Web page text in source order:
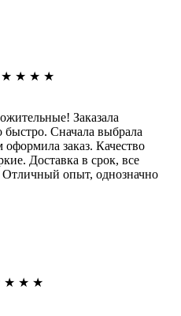
★ ★ ★ ★
Заказала
Сначала выбрала
оформила заказ. Качество
Доставка в срок, все
Отличный опыт, однозначно
★ ★ ★